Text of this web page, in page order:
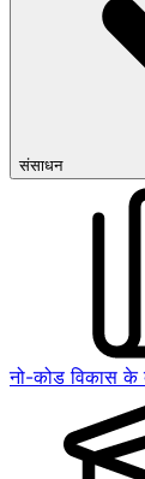
संसाधन
नो-कोड विकास के